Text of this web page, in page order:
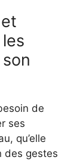
de
ses
qu’elle
des gestes